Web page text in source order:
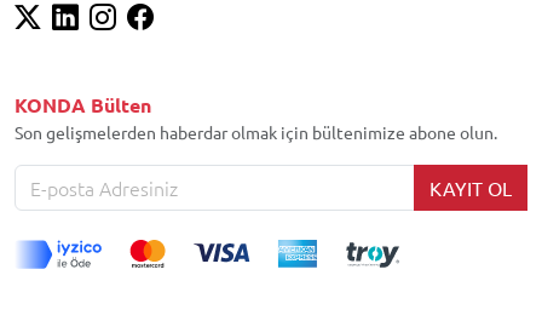
KONDA Bülten
Son gelişmelerden haberdar olmak için bültenimize abone olun.
KAYIT OL